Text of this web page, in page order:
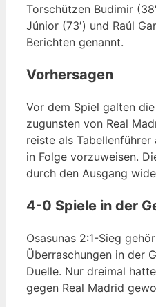
Torschützen Budimir
Júnior (73′) und Raúl
Berichten genannt.
Vorhersagen
Vor dem Spiel galten
zugunsten von Real
reiste als
in Folge vorzuweisen.
durch den Ausgang
4-0 Spiele in der
Osasunas 2:1-Sieg
Überraschungen in der
Duelle. Nur dreimal
gegen Real Madrid